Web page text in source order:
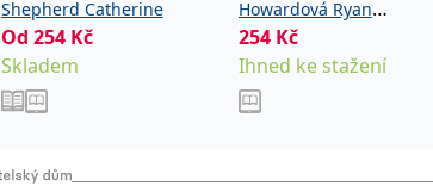
Shepherd Catherine
Od 254 Kč
Skladem
Howardová Ryan
Catherine
254 Kč
Ihned ke stažení